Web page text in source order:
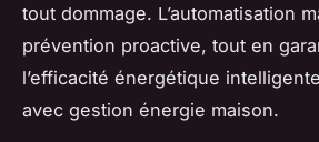
tout dommage. L’automatisation
prévention proactive, tout en
l’efficacité énergétique
avec gestion énergie maison.